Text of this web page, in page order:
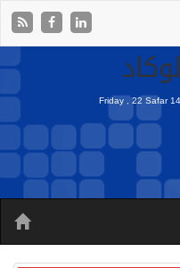
Friday , 22 Safar